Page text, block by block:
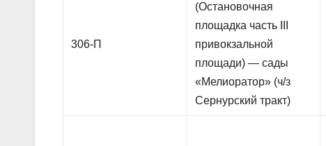
306-П
(Остановочная
площадка часть III
привокзальной
площади) — сады
«Мелиоратор» (ч/з
Сернурский тракт)